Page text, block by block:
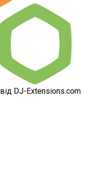
від DJ-Extensions.com